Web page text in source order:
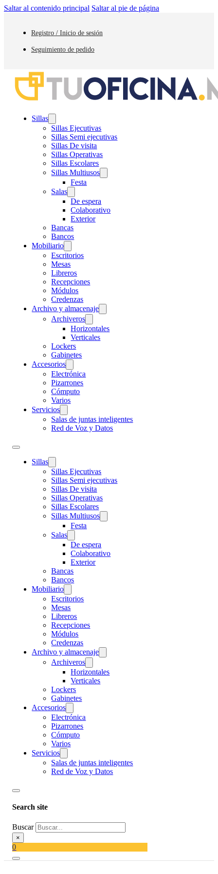
Saltar al contenido principal Saltar al pie de página
Registro / Inicio de sesión
Seguimiento de pedido
Sillas
Sillas Ejecutivas
Sillas Semi ejecutivas
Sillas De visita
Sillas Operativas
Sillas Escolares
Sillas Multiusos
Festa
Salas
De espera
Colaborativo
Exterior
Bancas
Bancos
Mobiliario
Escritorios
Mesas
Libreros
Recepciones
Módulos
Credenzas
Archivo y almacenaje
Archiveros
Horizontales
Verticales
Lockers
Gabinetes
Accesorios
Electrónica
Pizarrones
Cómputo
Varios
Servicios
Salas de juntas inteligentes
Red de Voz y Datos
Sillas
Sillas Ejecutivas
Sillas Semi ejecutivas
Sillas De visita
Sillas Operativas
Sillas Escolares
Sillas Multiusos
Festa
Salas
De espera
Colaborativo
Exterior
Bancas
Bancos
Mobiliario
Escritorios
Mesas
Libreros
Recepciones
Módulos
Credenzas
Archivo y almacenaje
Archiveros
Horizontales
Verticales
Lockers
Gabinetes
Accesorios
Electrónica
Pizarrones
Cómputo
Varios
Servicios
Salas de juntas inteligentes
Red de Voz y Datos
Search site
Buscar
×
0